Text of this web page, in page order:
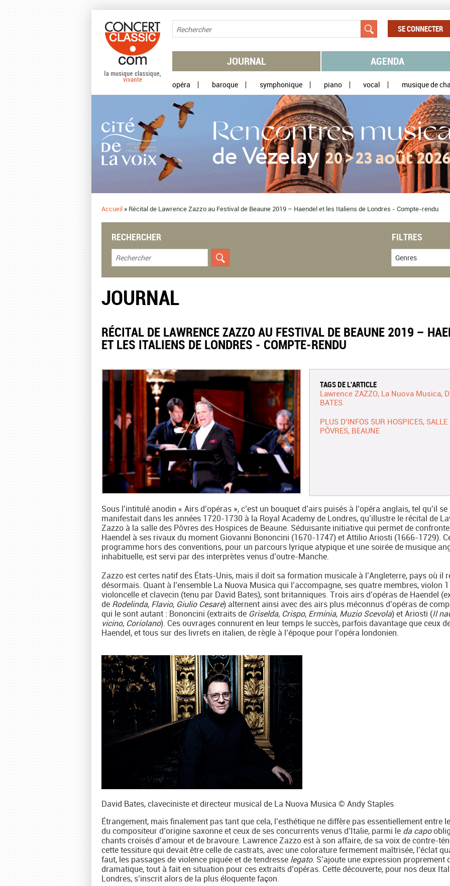
SE CONNECTER
JOURNAL AGENDA
opéra baroque symphonique piano vocal musique de
Accueil » Récital de Lawrence Zazzo au Festival de Beaune 2019 – Haendel et les Italiens de Londres - Compte-rendu
RECHERCHER FILTRES
Genres
JOURNAL
RÉCITAL DE LAWRENCE ZAZZO AU FESTIVAL DE BEAUNE 2019 –
ET LES ITALIENS DE LONDRES - COMPTE-RENDU
TAGS DE L'ARTICLE
Lawrence ZAZZO La Nuova Musica
BATES
PLUS D’INFOS SUR HOSPICES, SALLE
PÔVRES, BEAUNE
Sous l’intitulé anodin « Airs d’opéras », c’est un bouquet d’airs puisés à l’opéra anglais, tel qu’il se
manifestait dans les années 1720-1730 à la Royal Academy de Londres, qu’illustre le récital de
Zazzo à la salle des Pôvres des Hospices de Beaune. Séduisante initiative qui permet de
Haendel à ses rivaux du moment Giovanni Bononcini (1670-1747) et Attilio Ariosti (1666-1729).
programme hors des conventions, pour un parcours lyrique atypique et une soirée de musique
inhabituelle, est servi par des interprètes venus d’outre-Manche.
Zazzo est certes natif des États-Unis, mais il doit sa formation musicale à l’Angleterre, pays où il
désormais. Quant à l’ensemble La Nuova Musica qui l’accompagne, ses quatre membres, violon
violoncelle et clavecin (tenu par David Bates), sont britanniques. Trois airs d’opéras de Haendel
de Rodelinda, Flavio, Giulio Cesare) alternent ainsi avec des airs plus méconnus d’opéras de
qui le sont autant : Bononcini (extraits de Griselda, Crispo, Erminia, Muzio Scevola) et Ariosti (Il
vicino, Coriolano). Ces ouvrages connurent en leur temps le succès, parfois davantage que ceux
Haendel, et tous sur des livrets en italien, de règle à l’époque pour l’opéra londonien.
David Bates, claveciniste et directeur musical de La Nuova Musica © Andy Staples
Étrangement, mais finalement pas tant que cela, l’esthétique ne diffère pas essentiellement entre
du compositeur d’origine saxonne et ceux de ses concurrents venus d’Italie, parmi le da capo
chants croisés d’amour et de bravoure. Lawrence Zazzo est à son affaire, de sa voix de contre-
cette tessiture qui devait être celle de castrats, avec une colorature fermement maîtrisée, l’éclat
faut, les passages de violence piquée et de tendresse legato. S’ajoute une expression proprement
dramatique, tout à fait en situation pour ces extraits d’opéras. Cette découverte, pour nos deux
Londres, s’inscrit alors de la plus éloquente façon.